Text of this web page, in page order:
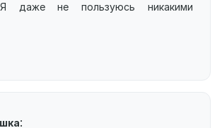
даже не пользуюсь никакими
: